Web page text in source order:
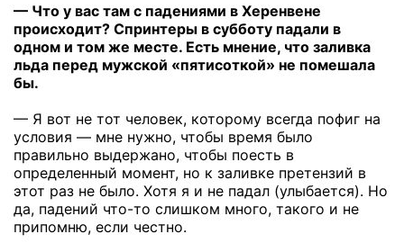
— Что у вас там с падениями в Херенвене
происходит? Спринтеры в субботу падали в
одном и том же месте. Есть мнение, что заливка
льда перед мужской «пятисоткой» не помешала
бы.
— Я вот не тот человек, которому всегда пофиг на
условия — мне нужно, чтобы время было
правильно выдержано, чтобы поесть в
определенный момент, но к заливке претензий в
этот раз не было. Хотя я и не падал (улыбается). Но
да, падений что-то слишком много, такого и не
припомню, если честно.